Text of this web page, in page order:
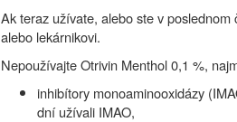
Ak teraz užívate, alebo ste v
alebo lekárnikovi.
Nepoužívajte Otrivin Menthol 0,1 %,
inhibítory monoaminooxidázy
dní užívali IMAO,